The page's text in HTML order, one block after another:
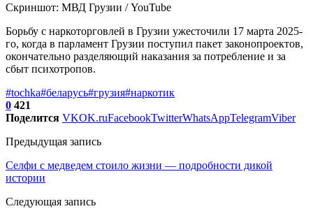
Скриншот: МВД Грузии / YouTube
Борьбу с наркоторговлей в Грузии ужесточили 17 марта 2025-
го, когда в парламент Грузии поступил пакет законопроектов,
окончательно разделяющий наказания за потребление и за
сбыт психотропов.
#tochka#беларусь#грузия#наркотик
0 421
Поделится VKOK.ruFacebookTwitterWhatsAppTelegramViber
Предыдущая запись
Селфи с медведем стоило жизни — подробности дикой
истории
Следующая запись